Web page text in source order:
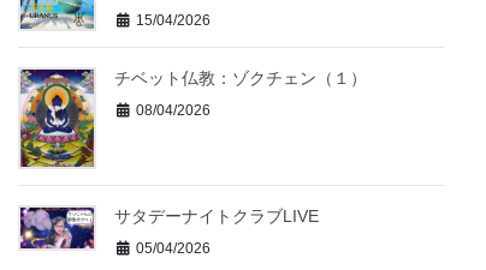
15/04/2026
チベット仏教：ゾクチェン（１）
08/04/2026
サタデーナイトクラブLIVE
05/04/2026